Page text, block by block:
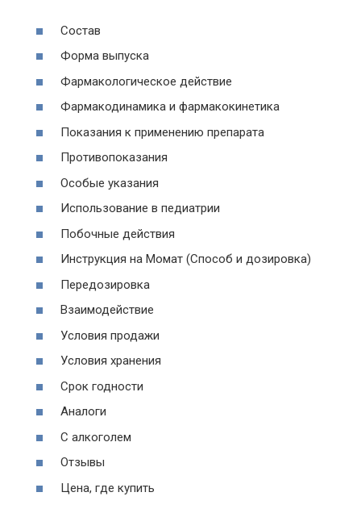
Состав
Форма выпуска
Фармакологическое действие
Фармакодинамика и фармакокинетика
Показания к применению препарата
Противопоказания
Особые указания
Использование в педиатрии
Побочные действия
Инструкция на Момат (Способ и дозировка)
Передозировка
Взаимодействие
Условия продажи
Условия хранения
Срок годности
Аналоги
С алкоголем
Отзывы
Цена, где купить